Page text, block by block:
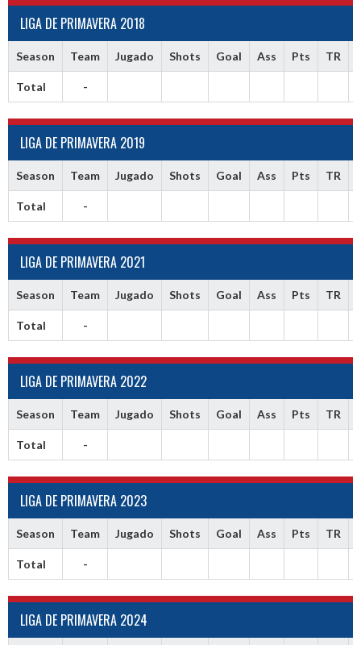
LIGA DE PRIMAVERA 2018
Season Team Jugado Shots Goal Ass Pts TR
Total -
LIGA DE PRIMAVERA 2019
Season Team Jugado Shots Goal Ass Pts TR
Total -
LIGA DE PRIMAVERA 2021
Season Team Jugado Shots Goal Ass Pts TR
Total -
LIGA DE PRIMAVERA 2022
Season Team Jugado Shots Goal Ass Pts TR
Total -
LIGA DE PRIMAVERA 2023
Season Team Jugado Shots Goal Ass Pts TR
Total -
LIGA DE PRIMAVERA 2024